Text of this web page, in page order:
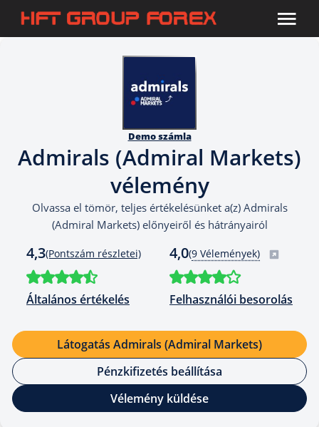
Demo számla
Admirals (Admiral Markets)
vélemény
Olvassa el tömör, teljes értékelésünket a(z) Admirals
(Admiral Markets) előnyeiről és hátrányairól
4,3(Pontszám részletei)
Általános értékelés
4,0(9 Vélemények)
Felhasználói besorolás
Látogatás Admirals (Admiral Markets)
Pénzkifizetés beállítása
Vélemény küldése